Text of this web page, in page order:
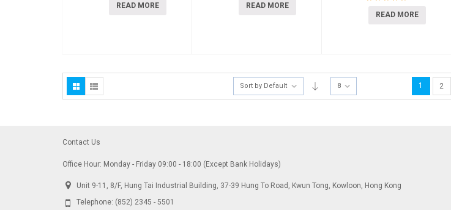
READ MORE READ MORE
READ MORE
Sort by Default 8 1 2
Contact Us
Office Hour: Monday - Friday 09:00 - 18:00 (Except Bank Holidays)
Unit 9-11, 8/F, Hung Tai Industrial Building, 37-39 Hung To Road, Kwun Tong, Kowloon, Hong Kong
Telephone: (852) 2345 - 5501